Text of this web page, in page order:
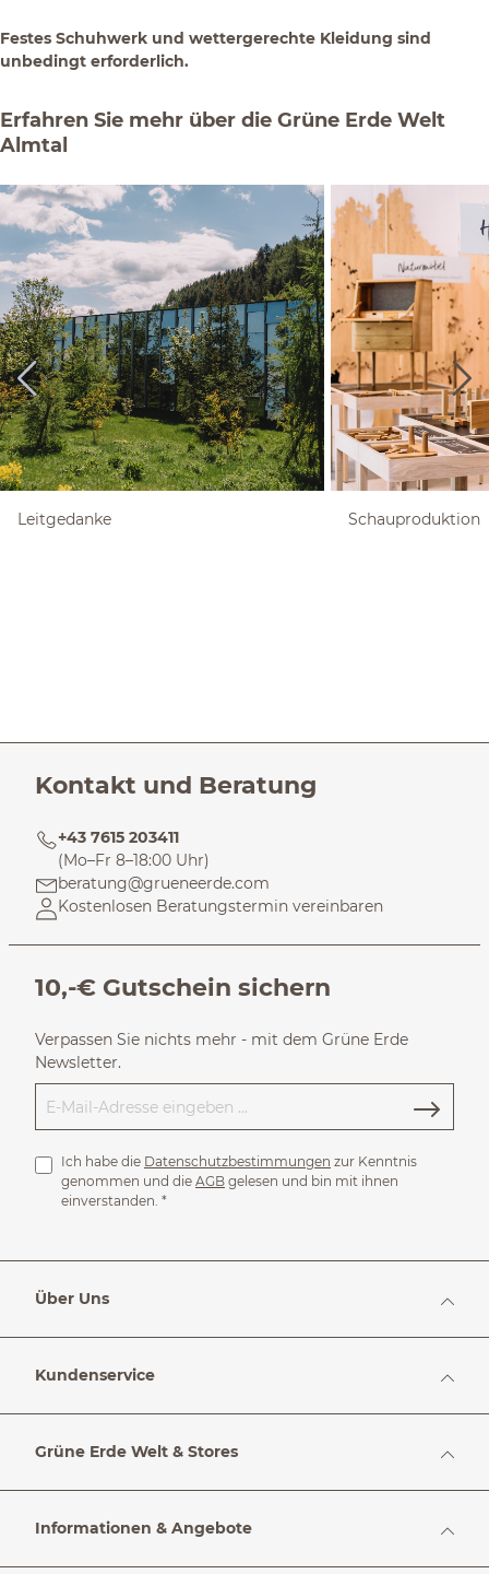
Festes Schuhwerk und wettergerechte Kleidung sind
unbedingt erforderlich.
Erfahren Sie mehr über die Grüne Erde Welt
Almtal
Leitgedanke Schauproduktion
Kontakt und Beratung
+43 7615 203411
(Mo–Fr 8–18:00 Uhr)
beratung@grueneerde.com
Kostenlosen Beratungstermin vereinbaren
10,-€ Gutschein sichern
Verpassen Sie nichts mehr - mit dem Grüne Erde
Newsletter.
Ich habe die Datenschutzbestimmungen zur Kenntnis
genommen und die AGB gelesen und bin mit ihnen
einverstanden. *
Über Uns
Kundenservice
Grüne Erde Welt & Stores
Informationen & Angebote